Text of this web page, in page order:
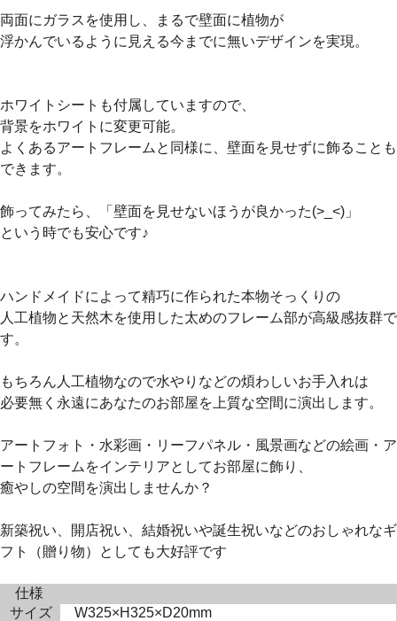
両面にガラスを使用し、まるで壁面に植物が
浮かんでいるように見える今までに無いデザインを実現。
ホワイトシートも付属していますので、
背景をホワイトに変更可能。
よくあるアートフレームと同様に、壁面を見せずに飾ることも
できます。
飾ってみたら、「壁面を見せないほうが良かった(>_<)」
という時でも安心です♪
ハンドメイドによって精巧に作られた本物そっくりの
人工植物と天然木を使用した太めのフレーム部が高級感抜群で
す。
もちろん人工植物なので水やりなどの煩わしいお手入れは
必要無く永遠にあなたのお部屋を上質な空間に演出します。
アートフォト・水彩画・リーフパネル・風景画などの絵画・ア
ートフレームをインテリアとしてお部屋に飾り、
癒やしの空間を演出しませんか？
新築祝い、開店祝い、結婚祝いや誕生祝いなどのおしゃれなギ
フト（贈り物）としても大好評です
仕様
サイズ
W325×H325×D20mm